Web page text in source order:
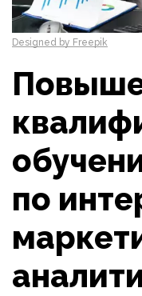
Designed by Freepik
по